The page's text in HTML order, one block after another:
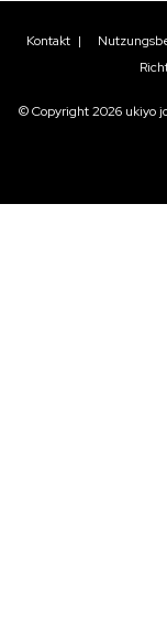
Kontakt |
© Copyright2026 ukiyo